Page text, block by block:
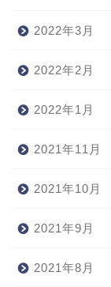
2022年3月
2022年2月
2022年1月
2021年11月
2021年10月
2021年9月
2021年8月